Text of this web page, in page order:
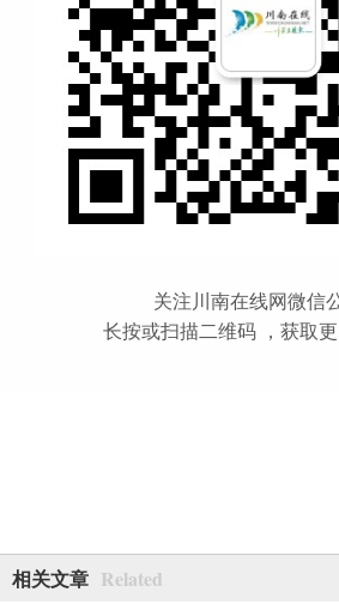
关注川南在线网微信
长按或扫描二维码 ，获取
相关文章 Related